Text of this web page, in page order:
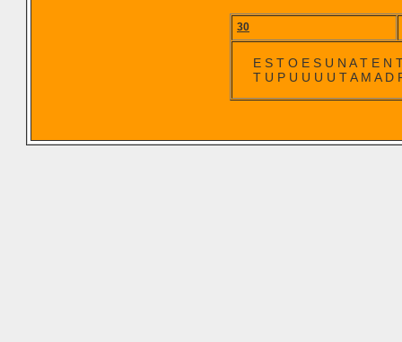
30
E S T O E S U N A T E N
T U P U U U U T A M A D